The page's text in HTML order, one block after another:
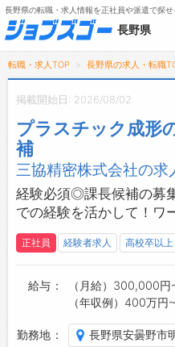
メニュー
トップ
詳細情報で求人を探す
タップで簡単に求人を探す
長野県の求人検索で選ばれる理
転職支援サービスについて
転職ノウハウ(応募書類の書き
長野県の転職・求人情報を正社員や派遣で探
長野県
転職・求人TOP 長野県の求人・転職
掲載開始日: 2026/08/02
プラスチック成形
補
三協精密株式会社の
経験必須◎課長候補の募
での経験を活かして！
正社員 経験者求人 高校卒以上
給与
（月給）300,000
（年収例）400万円
勤務地 長野県安曇野市